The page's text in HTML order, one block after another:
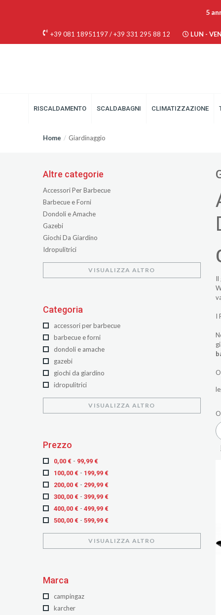
5
+39 081 18951197/+39 331 295 88 12 LUN -
RISCALDAMENTO SCALDABAGNI CLIMATIZZAZIONE
Home Giardinaggio
Altre categorie
Accessori Per Barbecue
Barbecue e Forni
Dondoli e Amache
Gazebi
Giochi Da Giardino
Idropulitrici
Ombreggianti
Ombrelloni e Basi
Strumenti e Macchine da Giardino
VISUALIZZA ALTRO
Categoria
accessori per barbecue
barbecue e forni
dondoli e amache
gazebi
giochi da giardino
idropulitrici
ombreggianti
ombrelloni e basi
strumenti e macchine da giardino
VISUALIZZA ALTRO
Prezzo
0,00 € - 99,99 €
100,00 € - 199,99 €
200,00 € - 299,99 €
300,00 € - 399,99 €
400,00 € - 499,99 €
500,00 € - 599,99 €
700,00 €-799,99 €
e oltre
VISUALIZZA ALTRO
Marca
campingaz
karcher
Il
I